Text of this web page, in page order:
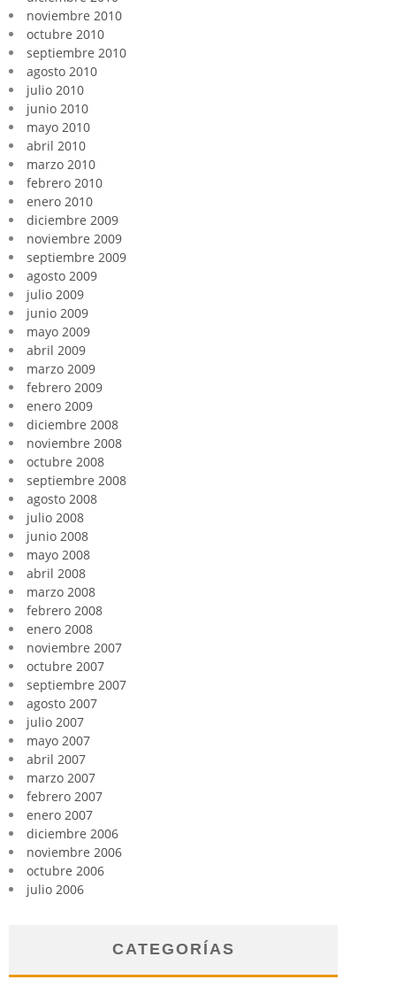
noviembre 2010
octubre 2010
septiembre 2010
agosto 2010
julio 2010
junio 2010
mayo 2010
abril 2010
marzo 2010
febrero 2010
enero 2010
diciembre 2009
noviembre 2009
septiembre 2009
agosto 2009
julio 2009
junio 2009
mayo 2009
abril 2009
marzo 2009
febrero 2009
enero 2009
diciembre 2008
noviembre 2008
octubre 2008
septiembre 2008
agosto 2008
julio 2008
junio 2008
mayo 2008
abril 2008
marzo 2008
febrero 2008
enero 2008
noviembre 2007
octubre 2007
septiembre 2007
agosto 2007
julio 2007
mayo 2007
abril 2007
marzo 2007
febrero 2007
enero 2007
diciembre 2006
noviembre 2006
octubre 2006
julio 2006
CATEGORÍAS